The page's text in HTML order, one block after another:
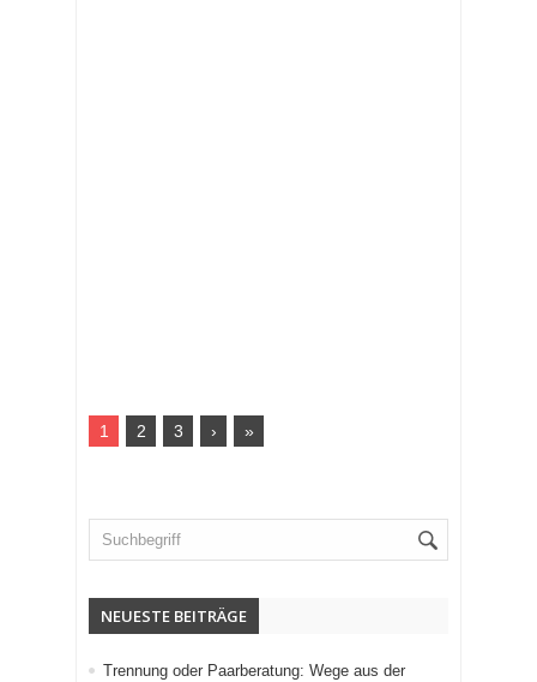
1 2 3 › »
NEUESTE BEITRÄGE
Trennung oder Paarberatung: Wege aus der